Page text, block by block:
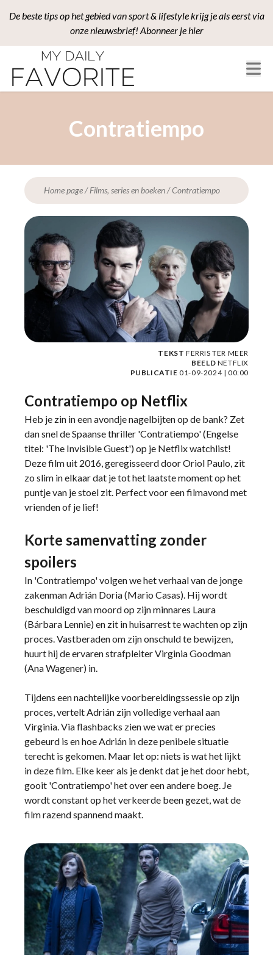
De beste tips op het gebied van sport & lifestyle krijg je als eerst via
onze nieuwsbrief! Abonneer je hier
Contratiempo
Home page/Films, series en boeken/Contratiempo
TEKST FERRIS TER MEER
BEELD NETFLIX
PUBLICATIE01-09-2024 | 00:00
Contratiempo op Netflix
Heb je zin in een avondje nagelbijten op de bank? Zet
dan snel de Spaanse thriller 'Contratiempo' (Engelse
titel: 'The Invisible Guest') op je Netflix watchlist!
Deze film uit 2016, geregisseerd door Oriol Paulo, zit
zo slim in elkaar dat je tot het laatste moment op het
puntje van je stoel zit. Perfect voor een filmavond met
vrienden of je lief!
Korte samenvatting zonder
spoilers
In 'Contratiempo' volgen we het verhaal van de jonge
zakenman Adrián Doria (Mario Casas). Hij wordt
beschuldigd van moord op zijn minnares Laura
(Bárbara Lennie) en zit in huisarrest te wachten op zijn
proces. Vastberaden om zijn onschuld te bewijzen,
huurt hij de ervaren strafpleiter Virginia Goodman
(Ana Wagener) in.
Tijdens een nachtelijke voorbereidingssessie op zijn
proces, vertelt Adrián zijn volledige verhaal aan
Virginia. Via flashbacks zien we wat er precies
gebeurd is en hoe Adrián in deze penibele situatie
terecht is gekomen. Maar let op: niets is wat het lijkt
in deze film. Elke keer als je denkt dat je het door hebt,
gooit 'Contratiempo' het over een andere boeg. Je
wordt constant op het verkeerde been gezet, wat de
film razend spannend maakt.